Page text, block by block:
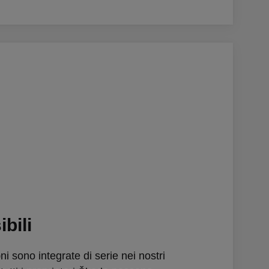
sono integrate di serie nei nostri